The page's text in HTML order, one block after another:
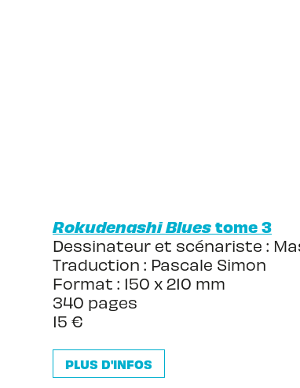
Rokudenashi Blues tome 3
Dessinateur et scénariste :
Traduction : Pascale Simon
Format : 150 x 210 mm
340 pages
15 €
PLUS D'INFOS